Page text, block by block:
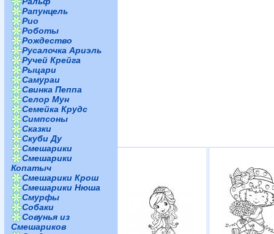
Рапунцель
Рио
Роботы
Рождество
Русалочка Ариэль
Ручей Крейга
Рыцари
Самураи
Свинка Пеппа
Селор Мун
Семейка Крудс
Симпсоны
Сказки
Скуби Ду
Смешарики
Смешарики
Копатыч
Смешарики Крош
Смешарики Нюша
Смурфы
Собаки
Совунья из
Смешариков